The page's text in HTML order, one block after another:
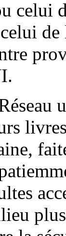
celui